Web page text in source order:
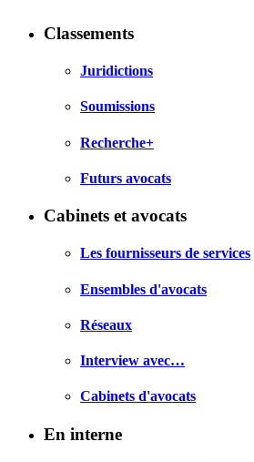
Classements
Juridictions
Soumissions
Recherche+
Futurs avocats
Cabinets et avocats
Les fournisseurs de services
Ensembles d'avocats
Réseaux
Interview avec…
Cabinets d'avocats
En interne